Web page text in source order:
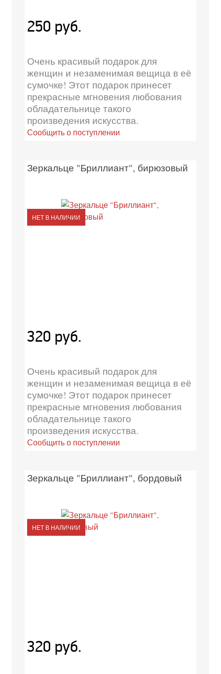
250 руб.
Очень красивый подарок для
женщин и незаменимая вещица в её
сумочке! Этот подарок принесет
прекрасные мгновения любования
обладательнице такого
произведения искусства.
Сообщить о поступлении
Зеркальце "Бриллиант", бирюзовый
НЕТ В НАЛИЧИИ
320 руб.
Очень красивый подарок для
женщин и незаменимая вещица в её
сумочке! Этот подарок принесет
прекрасные мгновения любования
обладательнице такого
произведения искусства.
Сообщить о поступлении
Зеркальце "Бриллиант", бордовый
НЕТ В НАЛИЧИИ
320 руб.